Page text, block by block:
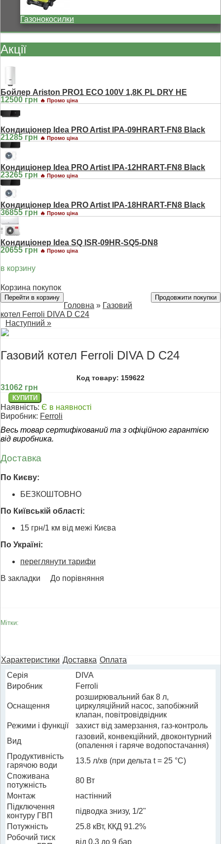
Газонокосилки
Акції
Бойлер Ariston PRO1 ECO 100V 1,8K PL DRY HE
12500 грн 🔥 Промо ціна
Кондиціонер Idea PRO Artist IPA-09HRART-FN8 Black
21285 грн 🔥 Промо ціна
Кондиціонер Idea PRO Artist IPA-12HRART-FN8 Black
23265 грн 🔥 Промо ціна
Кондиціонер Idea PRO Artist IPA-18HRART-FN8 Black
36855 грн 🔥 Промо ціна
Кондиціонер Idea SQ ISR-09HR-SQ5-DN8
20655 грн 🔥 Промо ціна
в корзину
Корзина покупок
Перейти в корзину Продовжити покупки
Головна » Газовий
котел Ferroli DIVA D C24
Наступний »
Газовий котел Ferroli DIVA D C24
Код товару: 159622
31062 грн
Наявність: Є в наявності
Виробник: Ferroli
Весь товар сертифікований та з офіційною гарантією
від виробника.
Доставка
По Києву:
БЕЗКОШТОВНО
По Київській області:
15 грн/1 км від межі Києва
По Україні:
переглянути тарифи
В закладки
До порівняння
Мітки:
Характеристики Доставка Оплата
Cерія
DIVA
Виробник
Ferroli
Оснащення
розширювальний бак 8 л,
циркуляційний насос, запобіжний
клапан, повітровідвідник
Режими і функції
захист від замерзання, газ-контроль
Вид
газовий, конвекційний, двоконтурний
(опалення і гаряче водопостачання)
Продуктивність
гарячою води
13.5 л/хв (при дельта t = 25 °C)
Споживана
потужність
80 Вт
Монтаж
настінний
Підключення
контуру ГВП
підводка знизу, 1/2"
Потужність
25.8 кВт, ККД 91.2%
Робочий тиск
від 0.3 до 9 бар